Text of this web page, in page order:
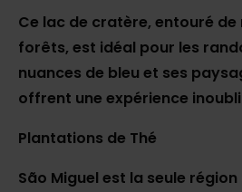
Ce lac de cratère, entouré
forêts, est idéal pour les
nuances de bleu et ses
offrent une expérience
Plantations de Thé
São Miguel est la seule